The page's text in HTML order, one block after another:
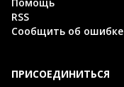
RSS
Сообщить об ошибке
ПРИСОЕДИНИТЬСЯ